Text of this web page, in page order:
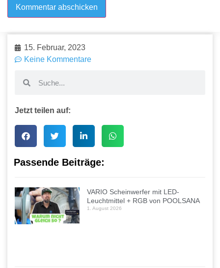
15. Februar, 2023
Keine Kommentare
Jetzt teilen auf:
Passende Beiträge:
VARIO Scheinwerfer mit LED-
Leuchtmittel + RGB von POOLSANA
1. August 2026